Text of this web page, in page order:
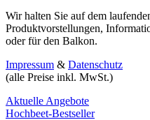
Wir halten Sie auf dem
Produktvorstellungen,
oder für den Balkon.
Impressum & Datenschutz
(alle Preise inkl. MwSt.)
Aktuelle Angebote
Hochbeet-Bestseller